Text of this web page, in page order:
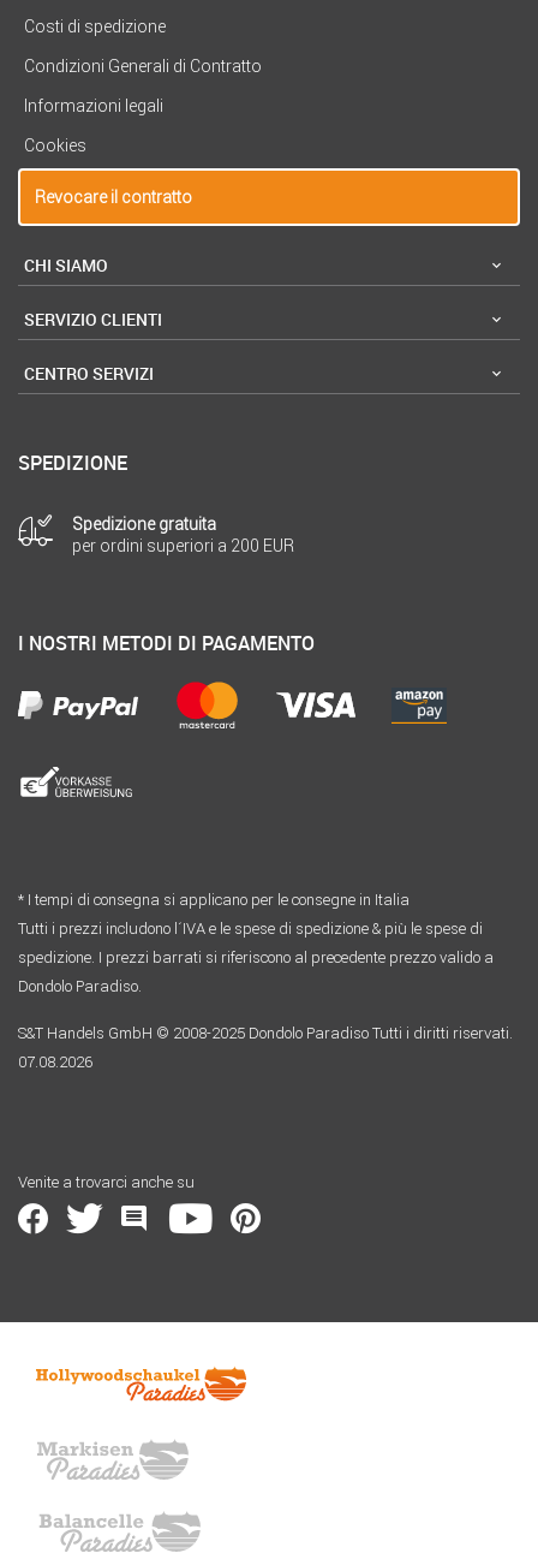
Costi di spedizione
Condizioni Generali di Contratto
Informazioni legali
Cookies
Revocare il contratto
CHI SIAMO
SERVIZIO CLIENTI
CENTRO SERVIZI
SPEDIZIONE
Spedizione gratuita
per ordini superiori a 200 EUR
I NOSTRI METODI DI PAGAMENTO
* I tempi di consegna si applicano per le consegne in Italia
Tutti i prezzi includono l´IVA e le spese di spedizione & più le spese di
spedizione. I prezzi barrati si riferiscono al precedente prezzo valido a
Dondolo Paradiso.
S&T Handels GmbH © 2008-2025 Dondolo Paradiso Tutti i diritti riservati.
07.08.2026
Venite a trovarci anche su